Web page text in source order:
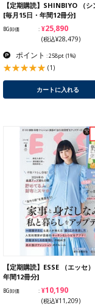
【定期購読】SHINBIYO （シ
[毎月15日・年間12冊分]
BG卸価 ¥25,890
(税込¥28,479)
ポイント : 258pt (1%)
(1)
カートに入れる
【定期購読】ESSE （エッセ
年間12冊分]
BG卸価 ¥10,190
(税込¥11,209)